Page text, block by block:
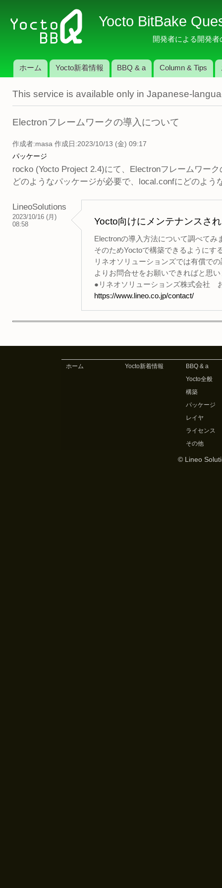
イ
コ
テ
ツ
に
Yocto BitBake
開発者による開発
メインメニュー
ホーム Yocto新着情報 BBQ & a Column & Tips
This service is available only in Japanese-
Electronフレームワークの導入について
作成者:masa 作成日:2023/10/13 (金) 09:17
パッケージ
rocko (Yocto Project 2.4)にて、Electronフレームワー
どのようなパッケージが必要で、local.confにどのよ
LineoSolutions
2023/10/16 (月)
08:58
Yocto向けにメンテナンスさ
Electronの導入方法について調べて
そのためYoctoで構築できるようにす
リネオソリューションズでは有償で
よりお問合せをお願いできればと思
●リネオソリューションズ株式会社
https://www.lineo.co.jp/contact/
ホーム Yocto新着情報
BBQ & a
Yocto全般
構築
パッケージ
レイヤ
ライセンス
その他
© Lineo